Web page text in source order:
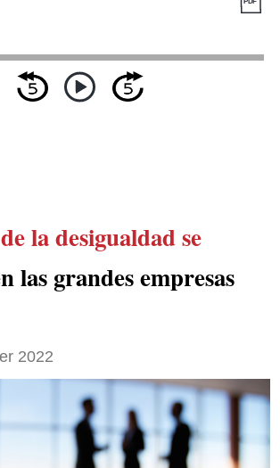
la desigualdad se
las grandes empresas
2022